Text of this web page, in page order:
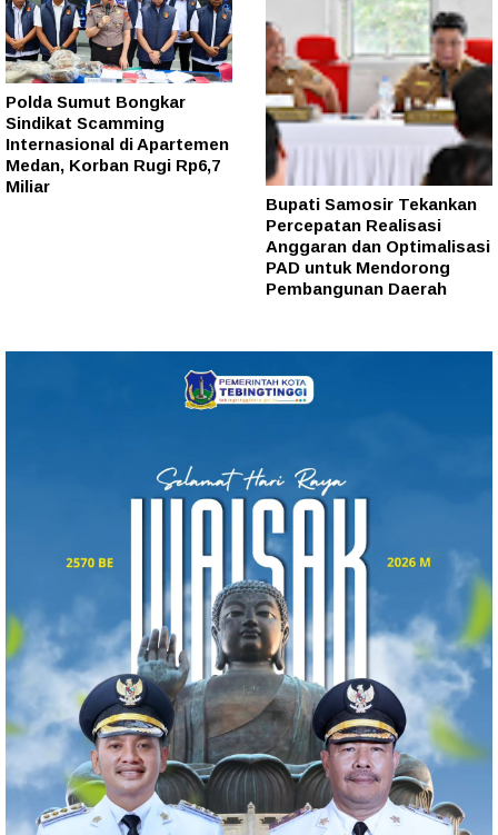
Polda Sumut Bongkar
Sindikat Scamming
Internasional di Apartemen
Medan, Korban Rugi Rp6,7
Miliar
Bupati Samosir Tekankan
Percepatan Realisasi
Anggaran dan Optimalisasi
PAD untuk Mendorong
Pembangunan Daerah